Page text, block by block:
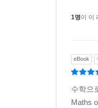
상고 끝에
4장 〈통
편향, 통계
5장 〈잘
1명이 이
eBook
수학으
Maths